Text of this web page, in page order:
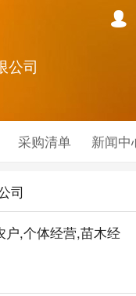
公司
采购清单 新闻中
司
户,个体经营,苗木经